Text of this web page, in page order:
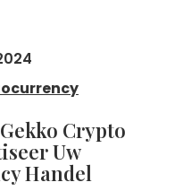
Crypto
Uw
Handel